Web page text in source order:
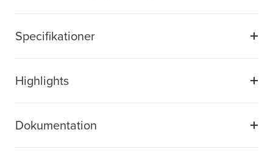
Specifikationer
Highlights
Dokumentation